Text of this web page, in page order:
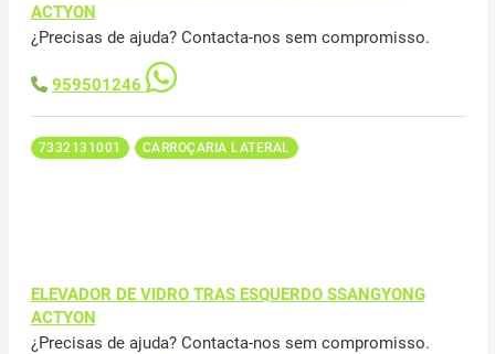
ACTYON
¿Precisas de ajuda? Contacta-nos sem compromisso.
959501246
7332131001 CARROÇARIA LATERAL
ELEVADOR DE VIDRO TRAS ESQUERDO SSANGYONG
ACTYON
¿Precisas de ajuda? Contacta-nos sem compromisso.